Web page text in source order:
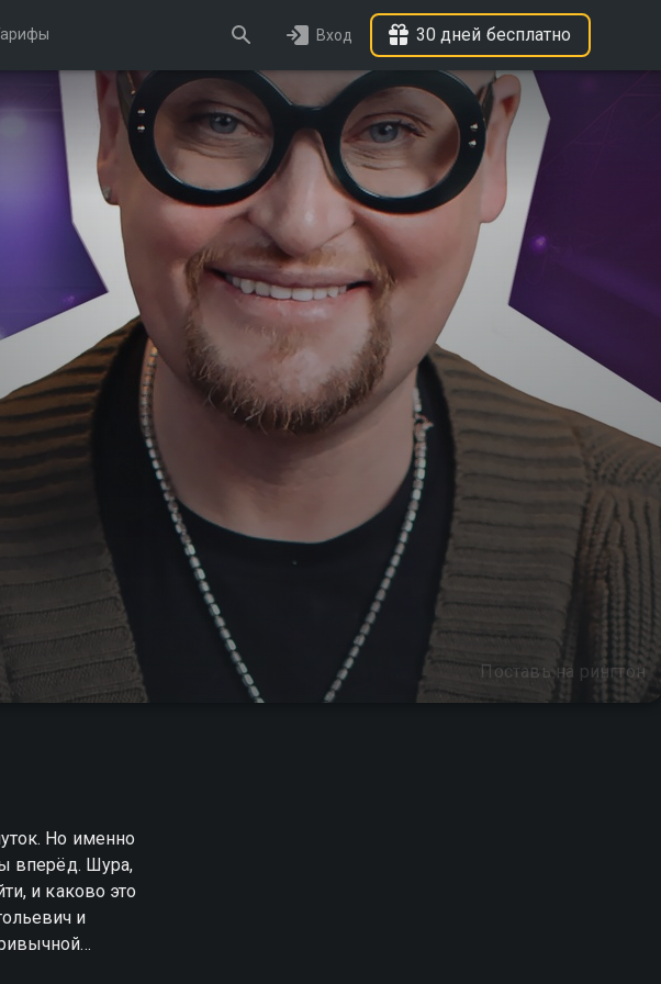
Вход 30 дней бесплатно
Поставь на рингтон
Но именно
вперёд. Шура,
и каково это
и